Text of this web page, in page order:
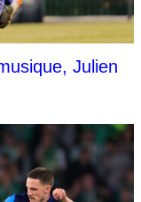
Julien